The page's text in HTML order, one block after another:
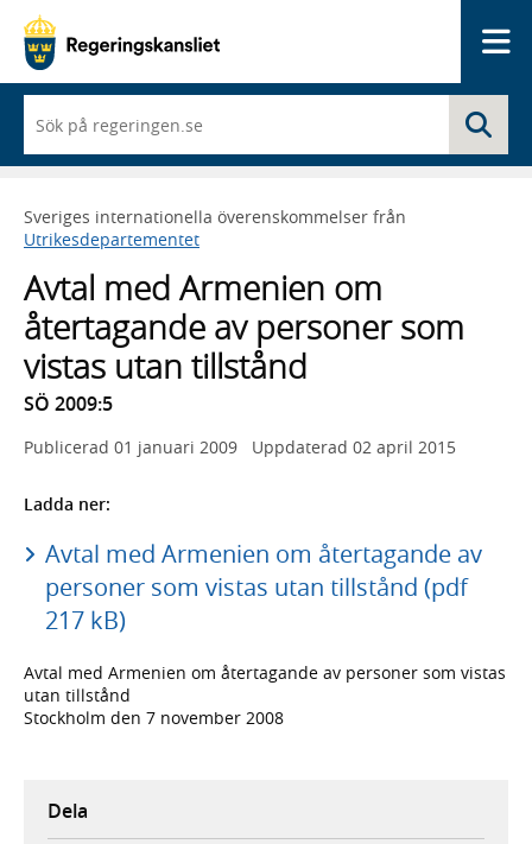
du
börjar
skriva
framträder
en
med
sökförslag
Sveriges internationella överenskommelser från
Utrikesdepartementet
Avtal med Armenien om
återtagande av personer som
vistas utan tillstånd
SÖ 2009:5
Publicerad 01 januari 2009 Uppdaterad 02 april 2015
Ladda ner:
Avtal med Armenien om återtagande av
personer som vistas utan tillstånd (pdf
217 kB)
Avtal med Armenien om återtagande av personer som vistas
utan tillstånd
Stockholm den 7 november 2008
Dela